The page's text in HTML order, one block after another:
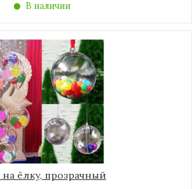
В наличии
ёлку, прозрачный